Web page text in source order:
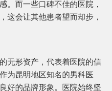
。而一些口碑不佳的医院，
这会让其他患者望而却步，
无形资产，代表着医院的信
为昆明地区知名的男科医
好的品牌形象。医院始终坚